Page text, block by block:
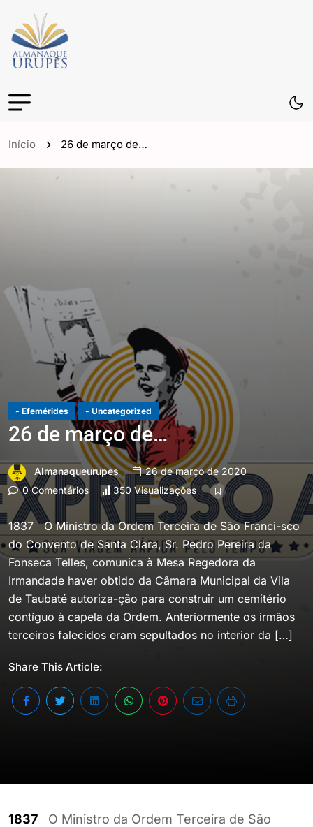
Início 26 de março de…
- Efemérides - Uncategorized
26 de março de…
Almanaqueurupes
26 de março de 2020
0 Comentários
350 Visualizações
1837 O Ministro da Ordem Terceira de São Franci-sco
do Convento de Santa Clara, Sr. Pedro Pereira da
Fonseca Telles, comunica à Mesa Regedora da
Irmandade haver obtido da Câmara Municipal da Vila
de Taubaté autoriza-ção para construir um cemitério
contíguo à capela da Ordem. Anteriormente os irmãos
terceiros falecidos eram sepultados no interior da […]
Share This Article:
1837 O Ministro da Ordem Terceira de São